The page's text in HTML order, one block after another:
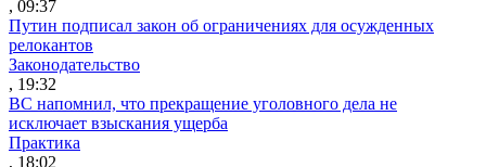
, 09:37
Путин подписал закон об ограничениях для осужденных
релокантов
Законодательство
, 19:32
ВС напомнил, что прекращение уголовного дела не
исключает взыскания ущерба
Практика
, 18:02